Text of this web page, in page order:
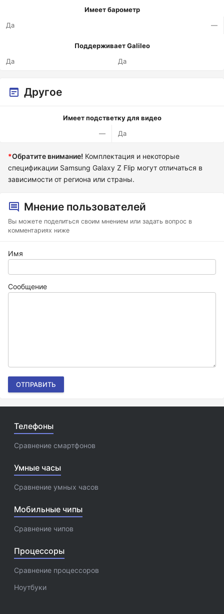
Имеет барометр
Да
—
Поддерживает Galileo
Да
Да
Другое
Имеет подстветку для видео
—
Да
*Обратите внимание! Комплектация и некоторые
спецификации Samsung Galaxy Z Flip могут отличаться в
зависимости от региона или страны.
Мнение пользователей
Вы можете поделиться своим мнением или задать вопрос в
комментариях ниже
Имя
Сообщение
ОТПРАВИТЬ
Телефоны
Сравнение смартфонов
Умные часы
Сравнение умных часов
Мобильные чипы
Сравнение чипов
Процессоры
Сравнение процессоров
Ноутбуки